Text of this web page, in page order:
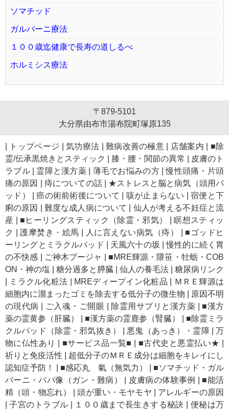
ソマチッド
ガルバーニ療法
１００歳迄健康で長寿の道しるべ
ホルミシス療法
〒879-5101
大分県由布市湯布院町塚原135
トップページ 気功療法 難病改善の極意 店舗案内
■除
霊/伝承黒焼きとスティック
膝・腰・関節の異常
皮膚のト
ラブル| 霊障と漢方薬 薄毛でお悩みの方|慢性頭痛・片頭
痛の原因
痔についての話| ★ストレスと脳と病気（頭用パ
ッド）
|癌の術前術後について 咳が止まらない |宿便と下
痢の原因
難度な成人病について
仙人が考える不妊症と流
産
■ヒーリングスティック（除霊・邪気） |瞑想スティッ
ク
|護摩焚き・絵馬 人に言えない病気（痔）
■ゴッドヒ
ーリングとミラクルパッド
天風六十の坂 |慢性的に続く胃
の不快感
ご神木プージャ
■MRE輝源・隈笹・牡蛎・COB
ON・神の塩
糖分過多と膵臓 仙人の養毛法
糖尿病リンク
ミラクル化粧法 MREディープイン化粧品
ＭＲＥ輝源は
細胞内に溜まったゴミを除去する低分子の微生物
原因不明
の現代病
ご入魂・ご開眼 除霊用サプリと漢方薬
■漢方
薬の霊黄参（肝臓）
■漢方薬の霊鹿参（腎臓）
■除霊ミラ
クルパッド（除霊・邪気抜き）
悪鬼（あっき）・霊障|万
物に仏性あり
■サービス品一覧■ ■古代史と悪霊払い★
祈りと免疫活性
超低分子のＭＲＥ成分は細胞をキレイにし
認知症予防！
■感応丸 氣（無気力）
■ソマチッド・ガル
バーニ・ババ像（ガン・難病）
皮膚病の体験事例
■能活
精（頭・物忘れ）
|頭が重い・モヤモヤ
アレルギーの原因
|子宮のトラブル １００歳まで長生きする秘訣
便秘は万